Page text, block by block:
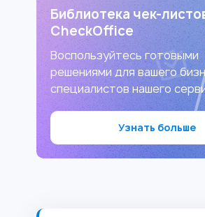
Библиотека чек-
CheckOffice
Воспользуйтесь готовыми
решениями для вашего
специалистов нашего
Узнать больше